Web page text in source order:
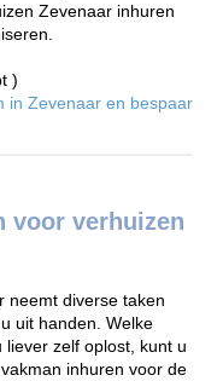
Zevenaar inhuren
)
in Zevenaar en bespaar
voor verhuizen
neemt diverse taken
uit handen. Welke
zelf oplost, kunt u
inhuren voor de